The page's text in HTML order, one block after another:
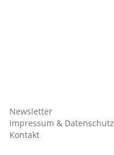
Newsletter
Impressum & Datenschutz
Kontakt